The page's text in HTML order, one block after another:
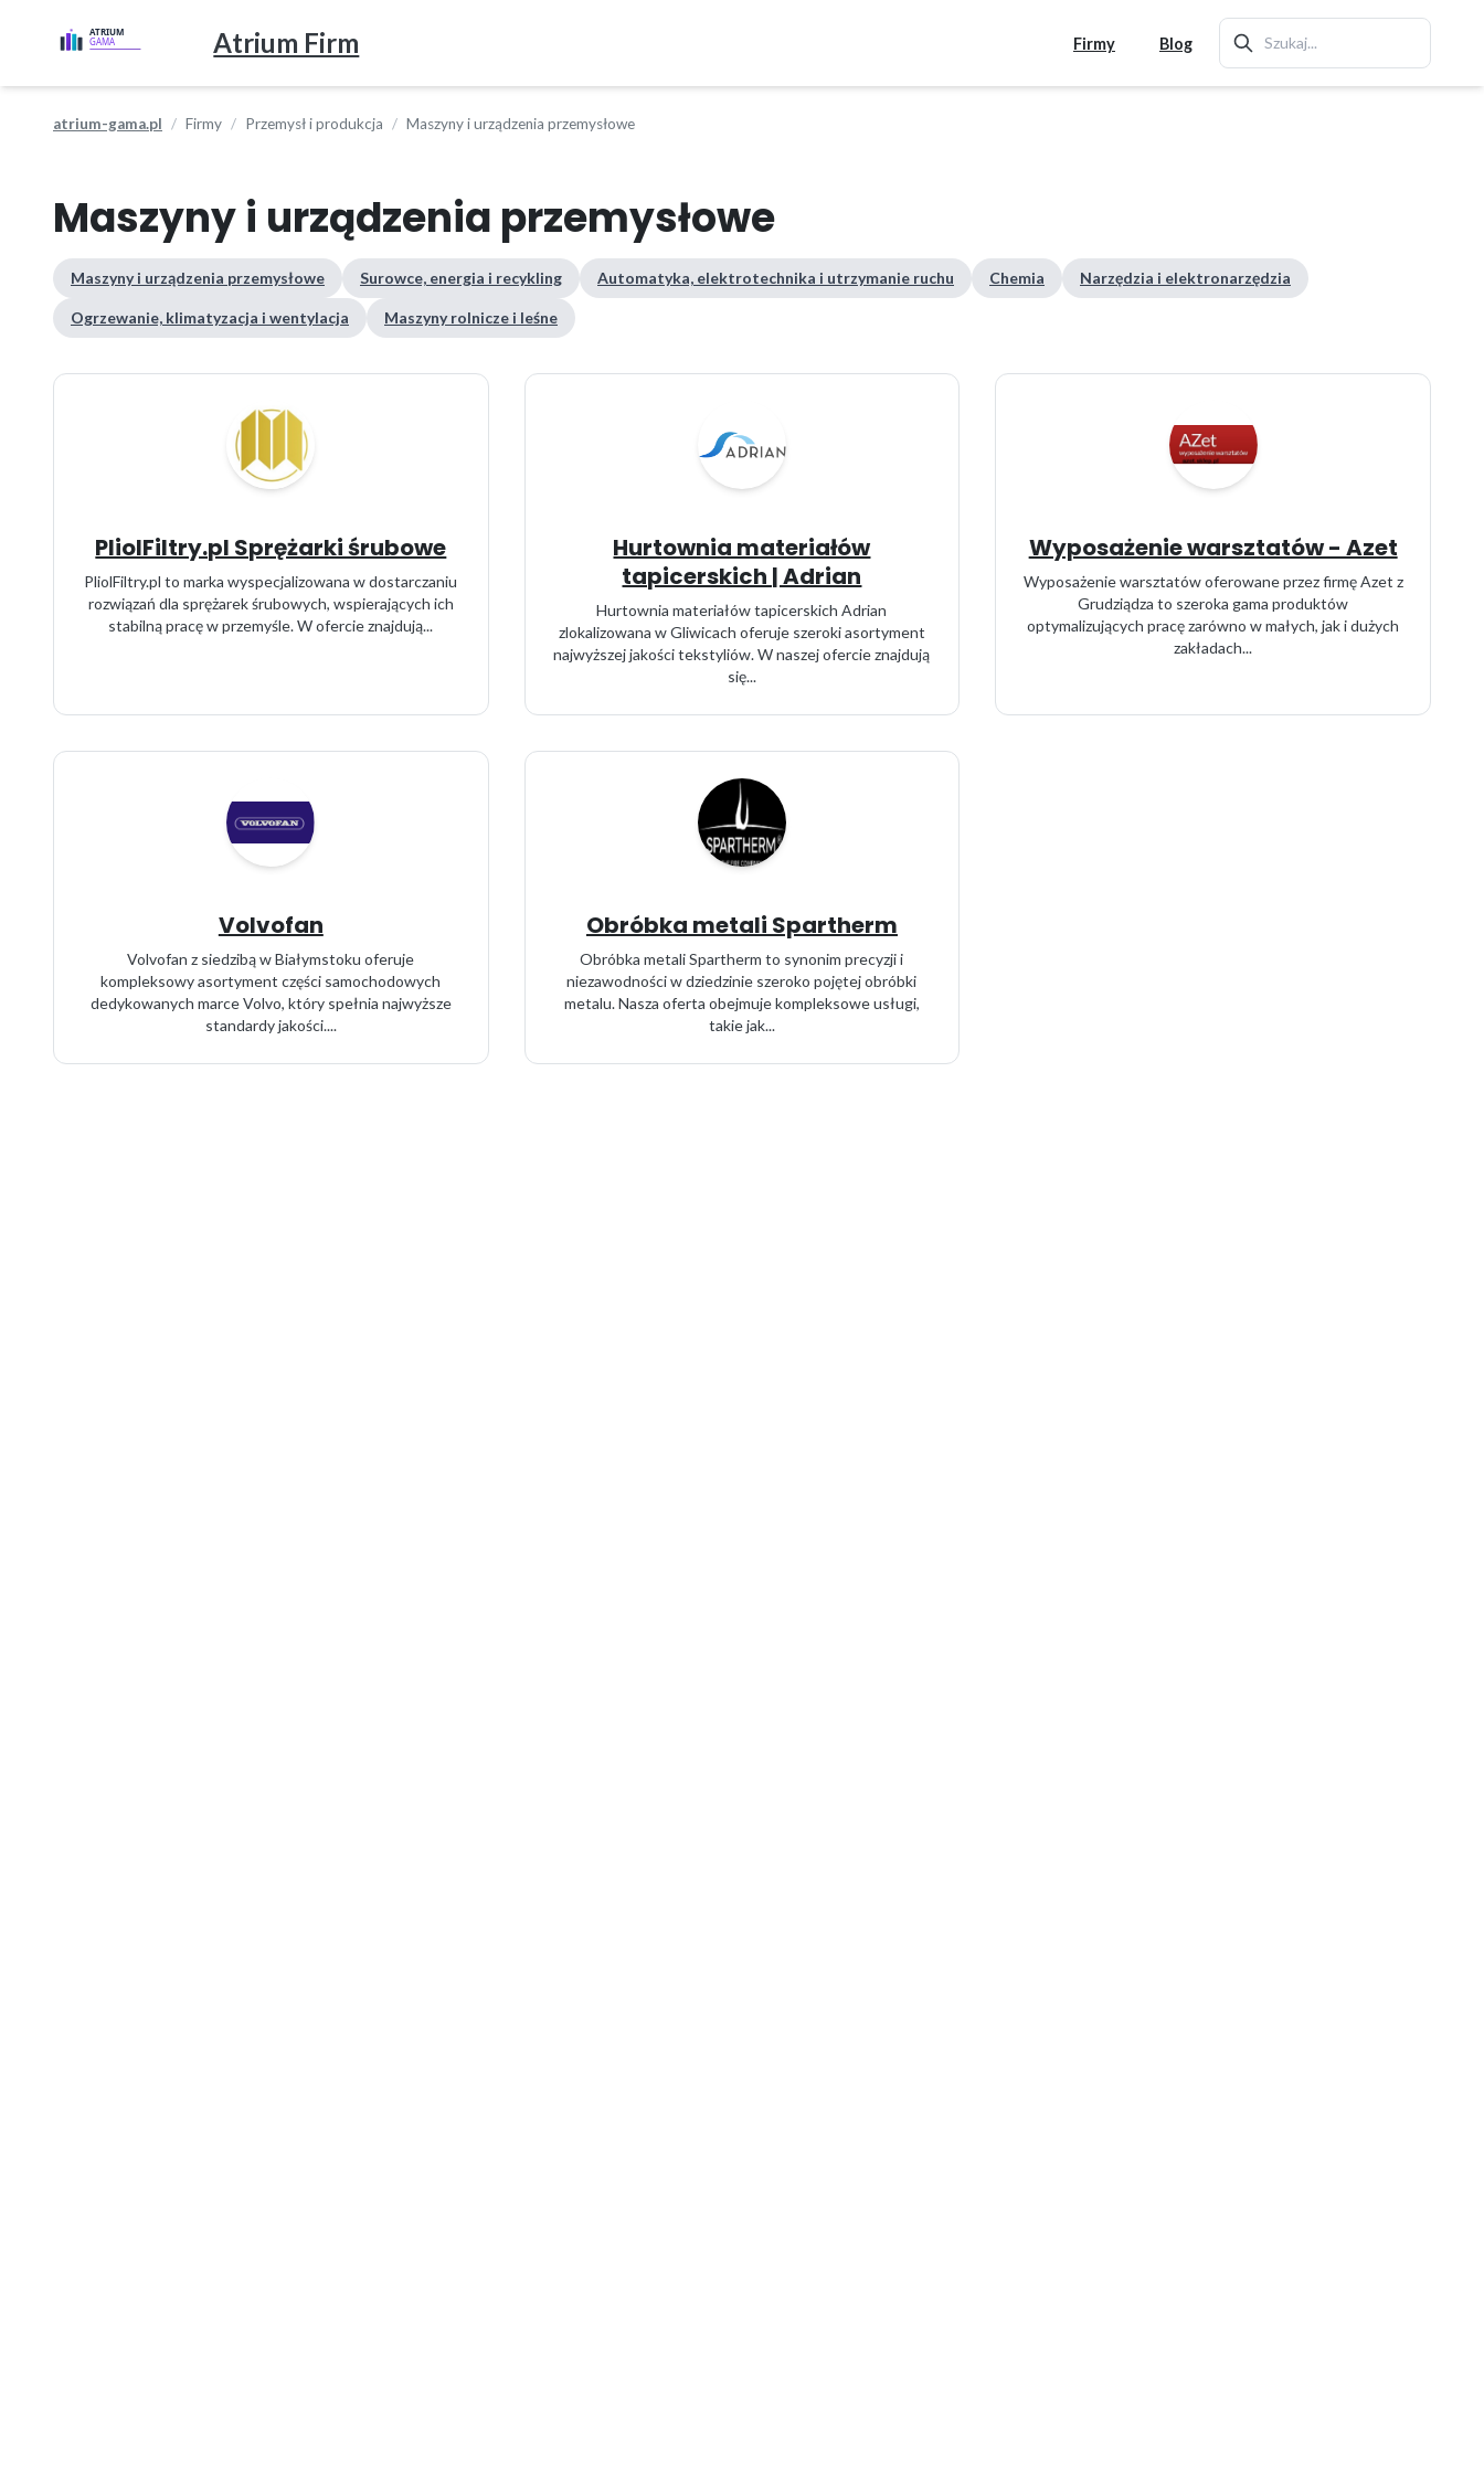
Atrium Firm Firmy Blog
atrium-gama.pl Firmy Przemysł i produkcja Maszyny i urządzenia przemysłowe
Maszyny i urządzenia przemysłowe
Maszyny i urządzenia przemysłowe Surowce, energia i recykling Automatyka, elektrotechnika i utrzymanie ruchu Chemia Narzędzia i elektronarzędzia
Ogrzewanie, klimatyzacja i wentylacja Maszyny rolnicze i leśne
PliolFiltry.pl Sprężarki śrubowe
PliolFiltry.pl to marka wyspecjalizowana w dostarczaniu
rozwiązań dla sprężarek śrubowych, wspierających ich
stabilną pracę w przemyśle. W ofercie znajdują...
Hurtownia materiałów
tapicerskich | Adrian
Hurtownia materiałów tapicerskich Adrian
zlokalizowana w Gliwicach oferuje szeroki asortyment
najwyższej jakości tekstyliów. W naszej ofercie znajdują
się...
Wyposażenie warsztatów - Azet
Wyposażenie warsztatów oferowane przez firmę Azet z
Grudziądza to szeroka gama produktów
optymalizujących pracę zarówno w małych, jak i dużych
zakładach...
Volvofan
Volvofan z siedzibą w Białymstoku oferuje
kompleksowy asortyment części samochodowych
dedykowanych marce Volvo, który spełnia najwyższe
standardy jakości....
Obróbka metali Spartherm
Obróbka metali Spartherm to synonim precyzji i
niezawodności w dziedzinie szeroko pojętej obróbki
metalu. Nasza oferta obejmuje kompleksowe usługi,
takie jak...